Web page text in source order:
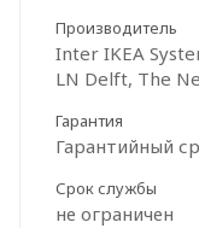
Производитель
Inter IKEA
LN Delft, The
Гарантия
Гарантийный
Срок службы
не ограничен